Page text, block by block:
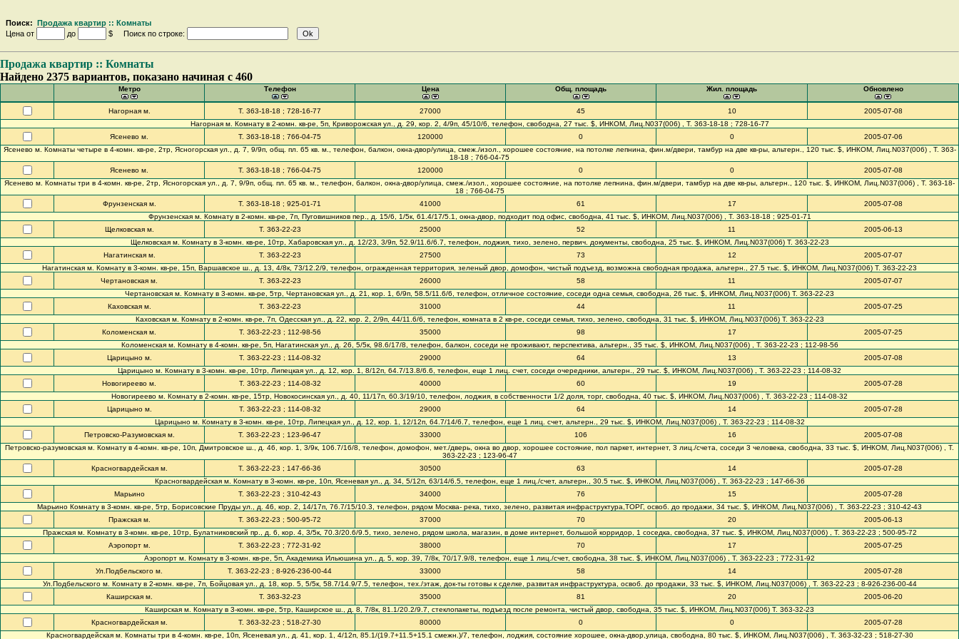
Поиск: Продажа квартир :: Комнаты
Цена от
до $ Поиск по строке:
Продажа квартир :: Комнаты
Найдено 2375 вариантов, показано начиная с 460
Метро Телефон Цена Общ. площадь Жил. площадь Обновлено
Нагорная м. Т. 363-18-18 ; 728-16-77 27000 45 10
2005-07-08
Нагорная м. Комнату в 2-комн. кв-ре, 5п, Криворожская ул., д. 29, кор. 2, 4/9п, 45/10/6, телефон, свободна, 27 тыс. $, ИНКОМ, Лиц.N037(006) , Т. 363-18-18 ; 728-16-77
Ясенево м.
Т. 363-18-18 ; 766-04-75 120000 0 0
2005-07-06
Ясенево м. Комнаты четыре в 4-комн. кв-ре, 2тр, Ясногорская ул., д. 7, 9/9п, общ. пл. 65 кв. м., телефон, балкон, окна-двор/улица, смеж./изол., хорошее состояние, на потолке лепнина, фин.м/двери, тамбур на две кв-ры, альтерн., 120 тыс. $, ИНКОМ, Лиц.N037(006) , Т. 363-
18-18 ; 766-04-75
Ясенево м.
Т. 363-18-18 ; 766-04-75 120000 0 0
2005-07-08
Ясенево м. Комнаты три в 4-комн. кв-ре, 2тр, Ясногорская ул., д. 7, 9/9п, общ. пл. 65 кв. м., телефон, балкон, окна-двор/улица, смеж./изол., хорошее состояние, на потолке лепнина, фин.м/двери, тамбур на две кв-ры, альтерн., 120 тыс. $, ИНКОМ, Лиц.N037(006) , Т. 363-18-
18 ; 766-04-75
Фрунзенская м.
Т. 363-18-18 ; 925-01-71 41000 61 17
2005-07-08
Фрунзенская м. Комнату в 2-комн. кв-ре, 7п, Пуговишников пер., д. 15/6, 1/5к, 61.4/17/5.1, окна-двор, подходит под офис, свободна, 41 тыс. $, ИНКОМ, Лиц.N037(006) , Т. 363-18-18 ; 925-01-71
Щелковская м.
Т. 363-22-23 25000 52 11
2005-06-13
Щелковская м. Комнату в 3-комн. кв-ре, 10тр, Хабаровская ул., д. 12/23, 3/9п, 52.9/11.6/6.7, телефон, лоджия, тихо, зелено, первич. документы, свободна, 25 тыс. $, ИНКОМ, Лиц.N037(006) Т. 363-22-23
Нагатинская м.
Т. 363-22-23 27500 73 12
2005-07-07
Нагатинская м. Комнату в 3-комн. кв-ре, 15п, Варшавское ш., д. 13, 4/8к, 73/12.2/9, телефон, огражденная территория, зеленый двор, домофон, чистый подъезд, возможна свободная продажа, альтерн., 27.5 тыс. $, ИНКОМ, Лиц.N037(006) Т. 363-22-23
Чертановская м.
Т. 363-22-23 26000 58 11
2005-07-07
Чертановская м. Комнату в 3-комн. кв-ре, 5тр, Чертановская ул., д. 21, кор. 1, 6/9п, 58.5/11.6/6, телефон, отличное состояние, соседи одна семья, свободна, 26 тыс. $, ИНКОМ, Лиц.N037(006) Т. 363-22-23
Каховская м.
Т. 363-22-23 31000 44 11
2005-07-25
Каховская м. Комнату в 2-комн. кв-ре, 7п, Одесская ул., д. 22, кор. 2, 2/9п, 44/11.6/6, телефон, комната в 2 кв-ре, соседи семья, тихо, зелено, свободна, 31 тыс. $, ИНКОМ, Лиц.N037(006) Т. 363-22-23
Коломенская м.
Т. 363-22-23 ; 112-98-56 35000 98 17
2005-07-25
Коломенская м. Комнату в 4-комн. кв-ре, 5п, Нагатинская ул., д. 26, 5/5к, 98.6/17/8, телефон, балкон, соседи не проживают, перспектива, альтерн., 35 тыс. $, ИНКОМ, Лиц.N037(006) , Т. 363-22-23 ; 112-98-56
Царицыно м.
Т. 363-22-23 ; 114-08-32 29000 64 13
2005-07-08
Царицыно м. Комнату в 3-комн. кв-ре, 10тр, Липецкая ул., д. 12, кор. 1, 8/12п, 64.7/13.8/6.6, телефон, еще 1 лиц. счет, соседи очередники, альтерн., 29 тыс. $, ИНКОМ, Лиц.N037(006) , Т. 363-22-23 ; 114-08-32
Новогиреево м.
Т. 363-22-23 ; 114-08-32 40000 60 19
2005-07-28
Новогиреево м. Комнату в 2-комн. кв-ре, 15тр, Новокосинская ул., д. 40, 11/17п, 60.3/19/10, телефон, лоджия, в собственности 1/2 доля, торг, свободна, 40 тыс. $, ИНКОМ, Лиц.N037(006) , Т. 363-22-23 ; 114-08-32
Царицыно м.
Т. 363-22-23 ; 114-08-32 29000 64 14
2005-07-28
Царицыно м. Комнату в 3-комн. кв-ре, 10тр, Липецкая ул., д. 12, кор. 1, 12/12п, 64.7/14/6.7, телефон, еще 1 лиц. счет, альтерн., 29 тыс. $, ИНКОМ, Лиц.N037(006) , Т. 363-22-23 ; 114-08-32
Петровско-Разумовская м.
Т. 363-22-23 ; 123-96-47 33000 106 16
2005-07-08
Петровско-разумовская м. Комнату в 4-комн. кв-ре, 10п, Дмитровское ш., д. 46, кор. 1, 3/9к, 106.7/16/8, телефон, домофон, мет./дверь, окна во двор, хорошее состояние, пол паркет, интернет, 3 лиц./счета, соседи 3 человека, свободна, 33 тыс. $, ИНКОМ, Лиц.N037(006) , Т.
363-22-23 ; 123-96-47
Красногвардейская м.
Т. 363-22-23 ; 147-66-36 30500 63 14
2005-07-28
Красногвардейская м. Комнату в 3-комн. кв-ре, 10п, Ясеневая ул., д. 34, 5/12п, 63/14/6.5, телефон, еще 1 лиц./счет, альтерн., 30.5 тыс. $, ИНКОМ, Лиц.N037(006) , Т. 363-22-23 ; 147-66-36
Марьино
Т. 363-22-23 ; 310-42-43 34000 76 15
2005-07-28
Марьино Комнату в 3-комн. кв-ре, 5тр, Борисовские Пруды ул., д. 46, кор. 2, 14/17п, 76.7/15/10.3, телефон, рядом Москва- река, тихо, зелено, развитая инфраструктура,ТОРГ, освоб. до продажи, 34 тыс. $, ИНКОМ, Лиц.N037(006) , Т. 363-22-23 ; 310-42-43
Пражская м.
Т. 363-22-23 ; 500-95-72 37000 70 20
2005-06-13
Пражская м. Комнату в 3-комн. кв-ре, 10тр, Булатниковский пр., д. 6, кор. 4, 3/5к, 70.3/20.6/9.5, тихо, зелено, рядом школа, магазин, в доме интернет, большой корридор, 1 соседка, свободна, 37 тыс. $, ИНКОМ, Лиц.N037(006) , Т. 363-22-23 ; 500-95-72
Аэропорт м.
Т. 363-22-23 ; 772-31-92 38000 70 17
2005-07-25
Аэропорт м. Комнату в 3-комн. кв-ре, 5п, Академика Ильюшина ул., д. 5, кор. 39, 7/8к, 70/17.9/8, телефон, еще 1 лиц./счет, свободна, 38 тыс. $, ИНКОМ, Лиц.N037(006) , Т. 363-22-23 ; 772-31-92
Ул.Подбельского м.
Т. 363-22-23 ; 8-926-236-00-44 33000 58 14
2005-07-28
Ул.Подбельского м. Комнату в 2-комн. кв-ре, 7п, Бойцовая ул., д. 18, кор. 5, 5/5к, 58.7/14.9/7.5, телефон, тех./этаж, док-ты готовы к сделке, развитая инфраструктура, освоб. до продажи, 33 тыс. $, ИНКОМ, Лиц.N037(006) , Т. 363-22-23 ; 8-926-236-00-44
Каширская м.
Т. 363-32-23 35000 81 20
2005-06-20
Каширская м. Комнату в 3-комн. кв-ре, 5тр, Каширское ш., д. 8, 7/8к, 81.1/20.2/9.7, стеклопакеты, подъезд после ремонта, чистый двор, свободна, 35 тыс. $, ИНКОМ, Лиц.N037(006) Т. 363-32-23
Красногвардейская м.
Т. 363-32-23 ; 518-27-30 80000 0 0
2005-07-28
Красногвардейская м. Комнаты три в 4-комн. кв-ре, 10п, Ясеневая ул., д. 41, кор. 1, 4/12п, 85.1/(19.7+11.5+15.1 смежн.)/7, телефон, лоджия, состояние хорошее, окна-двор,улица, свободна, 80 тыс. $, ИНКОМ, Лиц.N037(006) , Т. 363-32-23 ; 518-27-30